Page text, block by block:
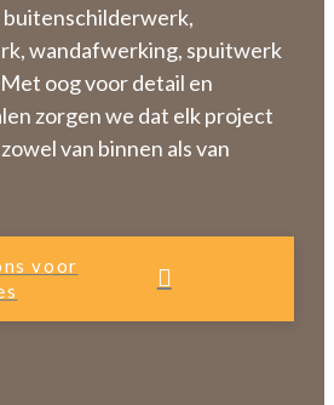
buitenschilderwerk,
wandafwerking, spuitwerk
oog voor detail en
zorgen we dat elk project
van binnen als van
voor